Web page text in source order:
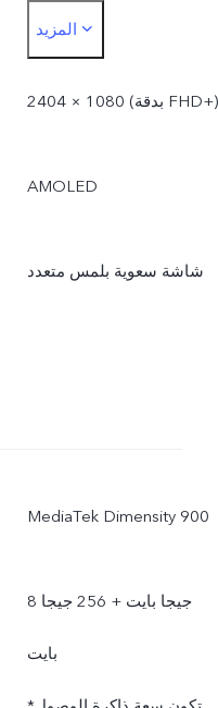
المزيد
2404 × 1080 (بدقة FHD+‎‏)
AMOLED
شاشة سعوية بلمس متعدد
MediaTek Dimensity 900
8 جيجا بايت + 256 جيجا
بايت